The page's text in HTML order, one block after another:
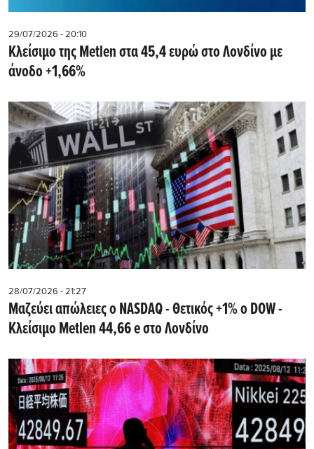
29/07/2026 - 20:10
Kλείσιμο της Metlen στα 45,4 ευρώ στο Λονδίνο με
άνοδο +1,66%
28/07/2026 - 21:27
Μαζεύει απώλειες ο NASDAQ - Θετικός +1% ο DOW -
Kλείσιμο Metlen 44,66 e στο Λονδίνο